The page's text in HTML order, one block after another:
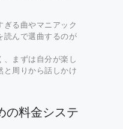
ぎる曲やマニアック
読んで選曲するのが
まずは自分が楽し
と周りから話しかけ
の料金システ